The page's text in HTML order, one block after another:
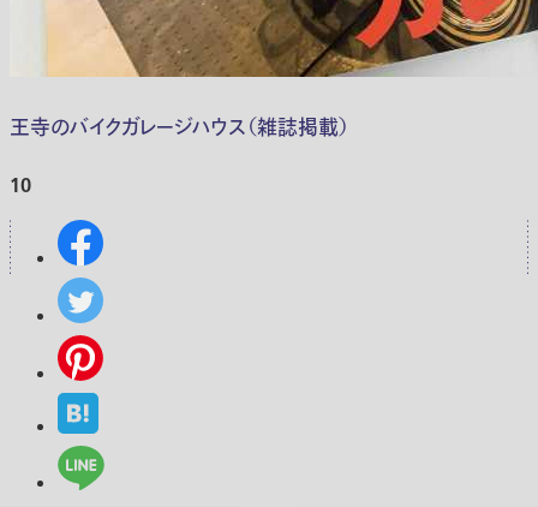
王寺のバイクガレージハウス（雑誌掲載）
10